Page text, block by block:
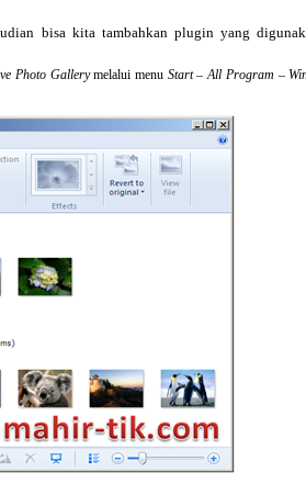
bisa kita tambahkan plugin yang
Photo Gallerymelalui menu Start – All Program –